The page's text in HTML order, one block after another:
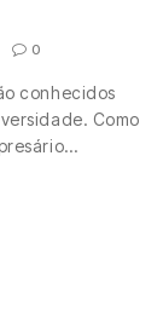
0
conhecidos
Como